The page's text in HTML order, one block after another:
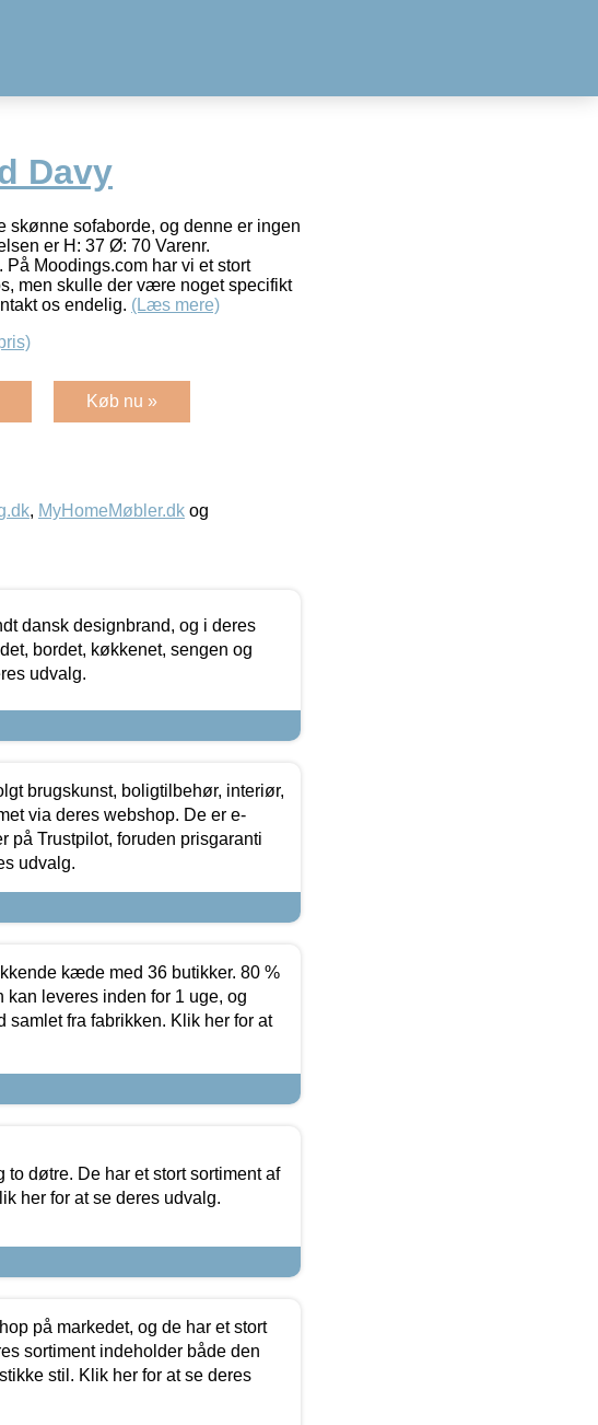
Davy
skønne sofaborde, og denne er ingen
er H: 37 Ø: 70 Varenr.
På Moodings.com har vi et stort
men skulle der være noget specifikt
os endelig. (Læs mere)
Køb nu »
, MyHomeMøbler.dk og
dansk designbrand, og i deres
bordet, køkkenet, sengen og
udvalg.
brugskunst, boligtilbehør, interiør,
via deres webshop. De er e-
på Trustpilot, foruden prisgaranti
udvalg.
kæde med 36 butikker. 80 %
leveres inden for 1 uge, og
samlet fra fabrikken. Klik her for at
døtre. De har et stort sortiment af
her for at se deres udvalg.
på markedet, og de har et stort
sortiment indeholder både den
stil. Klik her for at se deres